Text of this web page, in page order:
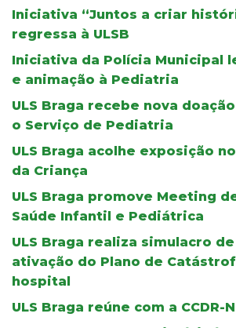
Iniciativa “Juntos a criar
regressa à ULSB
Iniciativa da Polícia Municipal
e animação à Pediatria
ULS Braga recebe nova
o Serviço de Pediatria
ULS Braga acolhe exposição
da Criança
ULS Braga promove Meeting
Saúde Infantil e Pediátrica
ULS Braga realiza simulacro
ativação do Plano de
hospital
ULS Braga reúne com a CCDR-